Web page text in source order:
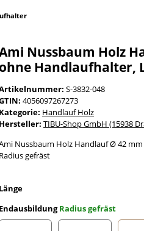
Nussbaum Holz
ohne Handlaufhalter,
S-3832-048
4056097267273
Kategorie: Handlauf Holz
Hersteller: TIBU-Shop GmbH (15938
Nussbaum Holz Handlauf Ø 42
Radius gefräst
Länge
EndausbildungRadius gefräst